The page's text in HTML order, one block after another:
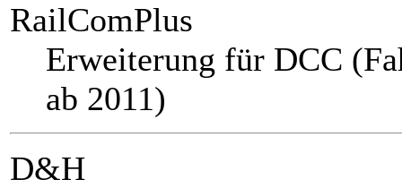
RailComPlus
Erweiterung für DCC
ab 2011)
D&H